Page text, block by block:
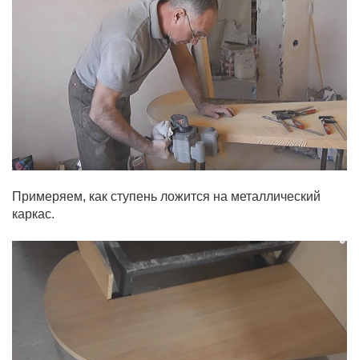
Примеряем, как ступень ложится на металлический
каркас.